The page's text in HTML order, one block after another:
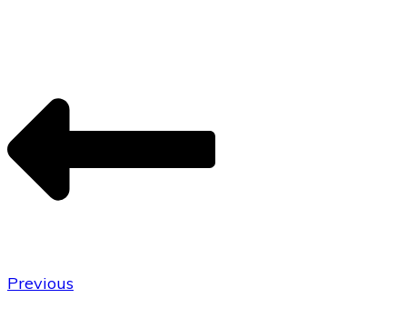
Previous